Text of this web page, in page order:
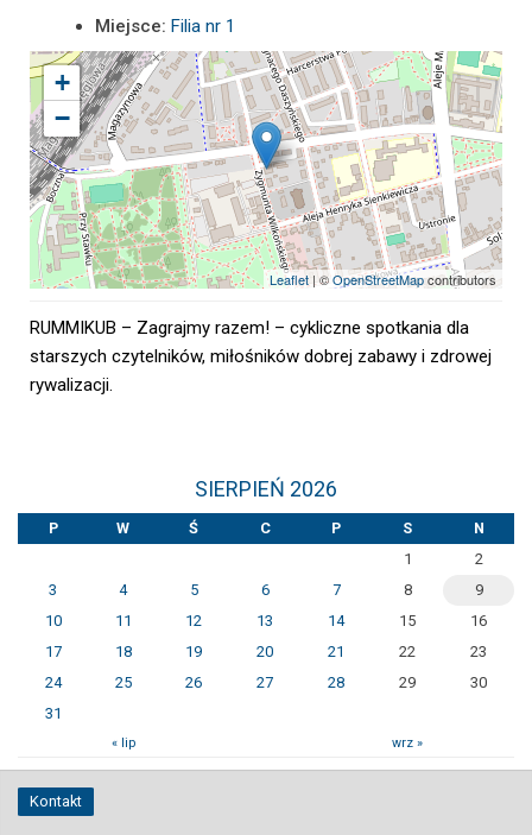
Miejsce: Filia nr 1
+
−
Leaflet | ©OpenStreetMapcontributors
RUMMIKUB – Zagrajmy razem! – cykliczne spotkania dla
starszych czytelników, miłośników dobrej zabawy i zdrowej
rywalizacji.
SIERPIEŃ 2026
P W Ś C P S
N
1
2
3
4 5 6 7 8
9
10
11 12 13 14 15
16
17
18 19 20 21 22
23
24
25 26 27 28 29
30
31
« lip wrz »
Kontakt